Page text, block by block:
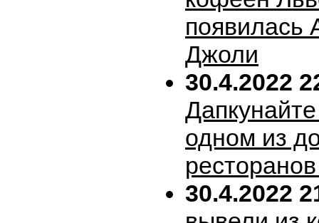
появилась
Джоли
30.4.2022
одном из
30.4.2022